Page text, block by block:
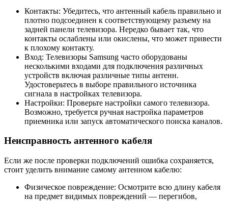
Контакты: Убедитесь, что антенный кабель правильно и
плотно подсоединен к соответствующему разъему на
задней панели телевизора. Нередко бывает так, что
контакты ослаблены или окислены, что может привести
к плохому контакту.
Вход: Телевизоры Samsung часто оборудованы
несколькими входами для подключения различных
устройств включая различные типы антенн.
Удостоверьтесь в выборе правильного источника
сигнала в настройках телевизора.
Настройки: Проверьте настройки самого телевизора.
Возможно, требуется ручная настройка параметров
приемника или запуск автоматического поиска каналов.
Неисправность антенного кабеля
Если же после проверки подключений ошибка сохраняется,
стоит уделить внимание самому антенном кабелю:
Физическое повреждение: Осмотрите всю длину кабеля
на предмет видимых повреждений — перегибов,